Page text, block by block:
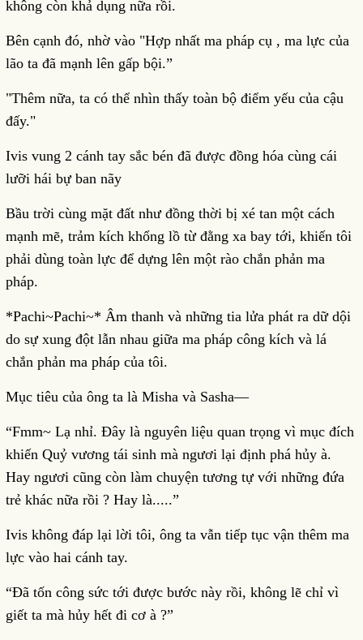
không còn khả dụng nữa rồi.
Bên cạnh đó, nhờ vào "Hợp nhất ma pháp cụ , ma lực của
lão ta đã mạnh lên gấp bội.”
"Thêm nữa, ta có thể nhìn thấy toàn bộ điểm yếu của cậu
đấy."
Ivis vung 2 cánh tay sắc bén đã được đồng hóa cùng cái
lưỡi hái bự ban nãy
Bầu trời cùng mặt đất như đồng thời bị xé tan một cách
mạnh mẽ, trảm kích khổng lồ từ đằng xa bay tới, khiến tôi
phải dùng toàn lực để dựng lên một rào chắn phản ma
pháp.
*Pachi~Pachi~* Âm thanh và những tia lửa phát ra dữ dội
do sự xung đột lẫn nhau giữa ma pháp công kích và lá
chắn phản ma pháp của tôi.
Mục tiêu của ông ta là Misha và Sasha—
“Fmm~ Lạ nhỉ. Đây là nguyên liệu quan trọng vì mục đích
khiến Quỷ vương tái sinh mà ngươi lại định phá hủy à.
Hay ngươi cũng còn làm chuyện tương tự với những đứa
trẻ khác nữa rồi ? Hay là.....”
Ivis không đáp lại lời tôi, ông ta vẫn tiếp tục vận thêm ma
lực vào hai cánh tay.
“Đã tốn công sức tới được bước này rồi, không lẽ chỉ vì
giết ta mà hủy hết đi cơ à ?”